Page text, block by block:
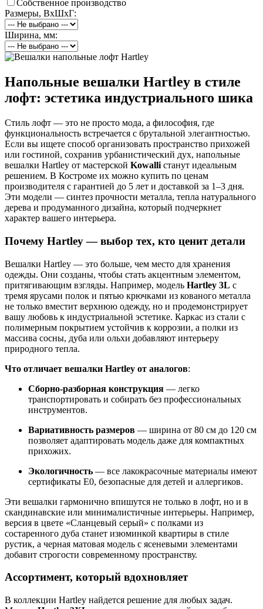
Собственное производство
Размеры, ВхШхГ:
Ширина, мм:
Напольные вешалки Hartley в стиле
лофт: эстетика индустриального шика
Стиль лофт — это не просто мода, а философия, где
функциональность встречается с брутальной элегантностью.
Если вы ищете способ организовать пространство прихожей
или гостиной, сохранив урбанистический дух, напольные
вешалки Hartley от мастерской Kowalli станут идеальным
решением. В Костроме их можно купить по ценам
производителя с гарантией до 5 лет и доставкой за 1–3 дня.
Эти модели — синтез прочности металла, тепла натурального
дерева и продуманного дизайна, который подчеркнет
характер вашего интерьера.
Почему Hartley — выбор тех, кто ценит детали
Вешалки Hartley — это больше, чем место для хранения
одежды. Они созданы, чтобы стать акцентным элементом,
притягивающим взгляды. Например, модель Hartley 3L с
тремя ярусами полок и пятью крючками из кованого металла
не только вместит верхнюю одежду, но и продемонстрирует
вашу любовь к индустриальной эстетике. Каркас из стали с
полимерным покрытием устойчив к коррозии, а полки из
массива сосны, дуба или ольхи добавляют интерьеру
природного тепла.
Что отличает вешалки Hartley от аналогов:
Сборно-разборная конструкция — легко
транспортировать и собирать без профессиональных
инструментов.
Вариативность размеров — ширина от 80 см до 120 см
позволяет адаптировать модель даже для компактных
прихожих.
Экологичность — все лакокрасочные материалы имеют
сертификаты E0, безопасные для детей и аллергиков.
Эти вешалки гармонично впишутся не только в лофт, но и в
скандинавские или минималистичные интерьеры. Например,
версия в цвете «Сланцевый серый» с полками из
состаренного дуба станет изюминкой квартиры в стиле
рустик, а черная матовая модель с ясеневыми элементами
добавит строгости современному пространству.
Ассортимент, который вдохновляет
В коллекции Hartley найдется решение для любых задач.